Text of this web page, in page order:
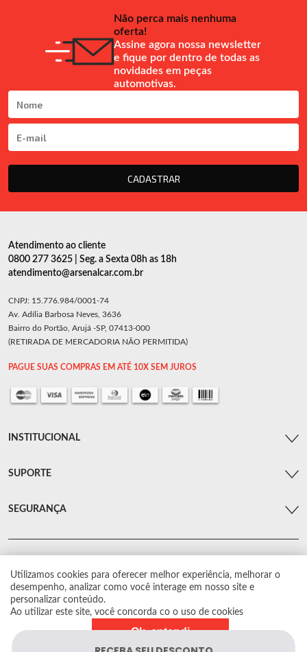
Não perca mais nenhuma
oferta!
Assine agora nossa newsletter
e fique por dentro de todas as
novidades em peças
automotivas.
CADASTRAR
Utilizamos cookies para oferecer melhor experiência, melhorar o
desempenho, analizar como você interage em nosso site e
personalizar conteúdo.
Ao utilizar este site, você concorda co o uso de cookies
Ok, entendi
Atendimento ao cliente
0800 277 3625 | Seg. a Sexta 08h as 18h
atendimento@arsenalcar.com.br
CNPJ: 15.776.984/0001-74
Av. Adília Barbosa Neves, 3636
Bairro do Portão, Arujá -SP, 07413-000
(RETIRADA DE MERCADORIA NÃO PERMITIDA)
PAGUE SUAS COMPRAS EM ATÉ 10X SEM JUROS
INSTITUCIONAL
SUPORTE
SEGURANÇA
© Arsenal Car. Todos os direitos reservados.
Proibida reprodução total ou parcial. Preços e estoque sujeito a alterações sem
aviso prévio.